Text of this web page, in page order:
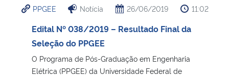
Ministério da Cidadania
Ministério de Minas e Energia
PPGEE Notícia 26/06/2019 11:02
Edital Nº 038/2019 – Resultado Final da
Seleção do PPGEE
O Programa de Pós-Graduação em Engenharia
Elétrica (PPGEE) da Universidade Federal de